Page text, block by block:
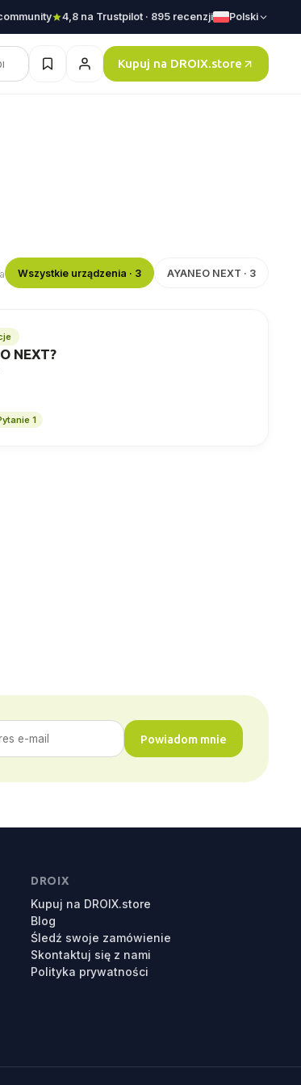
4,8 na Trustpilot · 895 recenzji Polski
Kupuj na DROIX.store
Wszystkie urządzenia · 3 AYANEO NEXT · 3
NEXT?
1
Powiadom mnie
DROIX
Kupuj na DROIX.store
Blog
Śledź swoje zamówienie
Skontaktuj się z nami
Polityka prywatności